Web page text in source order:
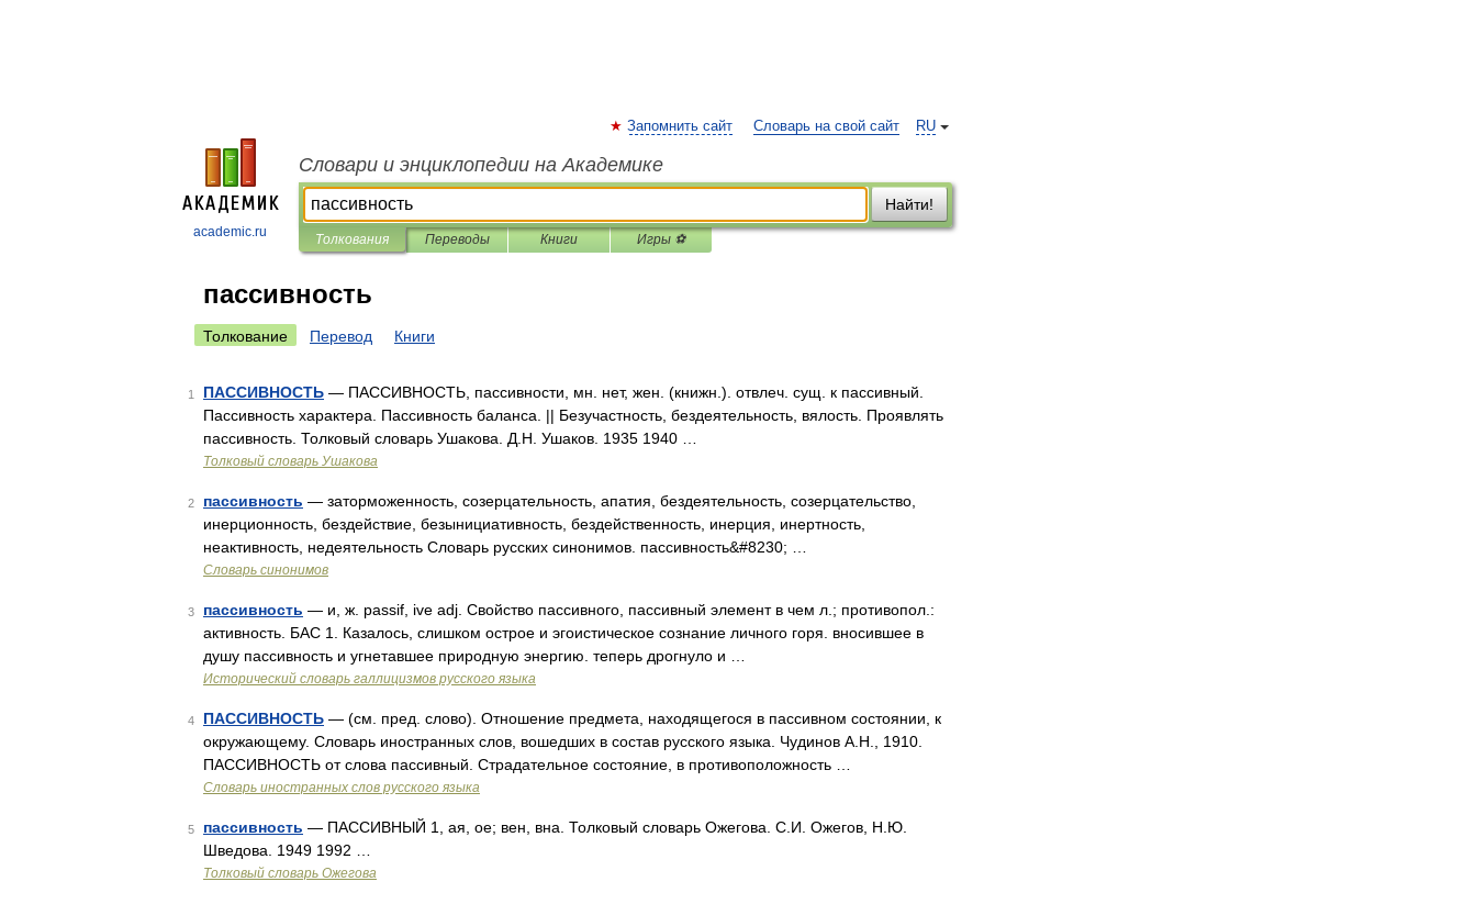
academic.ru
RU
Запомнить сайт Словарь на свой сайт
Словари и энциклопедии на Академике
Найти!
Толкования Переводы Книги Игры ⚽
пассивность
Толкование Перевод Книги
1 ПАССИВНОСТЬ — ПАССИВНОСТЬ, пассивности, мн. нет, жен. (книжн.). отвлеч. сущ. к пассивный.
Пассивность характера. Пассивность баланса. || Безучастность, бездеятельность, вялость. Проявлять
пассивность. Толковый словарь Ушакова. Д.Н. Ушаков. 1935 1940 …
Толковый словарь Ушакова
2 пассивность — заторможенность, созерцательность, апатия, бездеятельность, созерцательство,
инерционность, бездействие, безынициативность, бездейственность, инерция, инертность,
неактивность, недеятельность Словарь русских синонимов. пассивность&#8230; …
Словарь синонимов
3 пассивность — и, ж. passif, ive adj. Свойство пассивного, пассивный элемент в чем л.; противопол.:
активность. БАС 1. Казалось, слишком острое и эгоистическое сознание личного горя. вносившее в
душу пассивность и угнетавшее природную энергию. теперь дрогнуло и …
Исторический словарь галлицизмов русского языка
4 ПАССИВНОСТЬ — (см. пред. слово). Отношение предмета, находящегося в пассивном состоянии, к
окружающему. Словарь иностранных слов, вошедших в состав русского языка. Чудинов А.Н., 1910.
ПАССИВНОСТЬ от слова пассивный. Страдательное состояние, в противоположность …
Словарь иностранных слов русского языка
5 пассивность — ПАССИВНЫЙ 1, ая, ое; вен, вна. Толковый словарь Ожегова. С.И. Ожегов, Н.Ю.
Шведова. 1949 1992 …
Толковый словарь Ожегова